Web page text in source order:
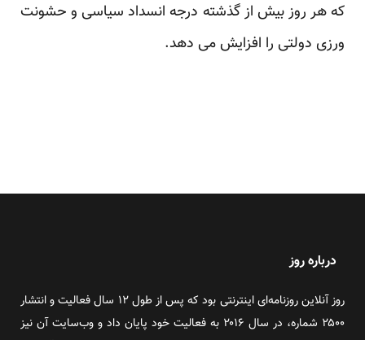
که هر روز بیش از گذشته درجه انسداد سیاسی و حشونت
ورزی دولتی را افزایش می دهد.
درباره روز
روز آنلاین روزنامه‌ای اینترنتی بود که پس از طول ۱۲ سال فعالیت و انتشار
۲۵۰۰ شماره، در سال ۲۰۱۶ به فعالیت خود پایان داد و وب‌سایت آن نیز